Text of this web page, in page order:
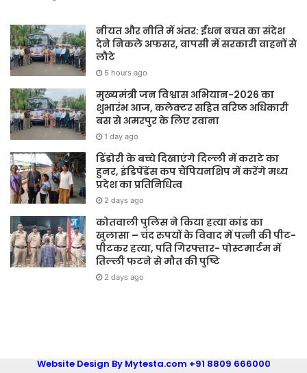
नीयत और नीति में अंतर: ईंधन बचत का संदेश
देने निकले अफसर, वापसी में सरकारी वाहनों से
लौटे
5 hours ago
मुख्यमंत्री जन विश्वास अभियान-2026 का
शुभारंभ आज, कलेक्टर सहित वरिष्ठ अधिकारी
बस से अमरपुर के लिए रवाना
1 day ago
डिंडोरी के बच्चे दिखाएंगे दिल्ली में कराटे का
हुनर, इंडिपेंडेंस कप चैंपियनशिप में करेंगे मध्य
प्रदेश का प्रतिनिधित्व
2 days ago
कोतवाली पुलिस ने किया हत्या कांड का
खुलासा – चंद रुपयों के विवाद में पत्नी की पीट-
पीटकर हत्या, पति गिरफ्तार- पोस्टमार्टम में
तिल्ली फटने से मौत की पुष्टि
2 days ago
Website Design By Mytesta.com +91 8809 666000